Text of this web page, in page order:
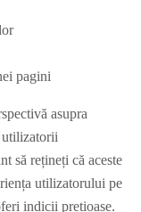
pagini
asupra
utilizatorii
să rețineți că aceste
utilizatorului pe
indicii prețioase.